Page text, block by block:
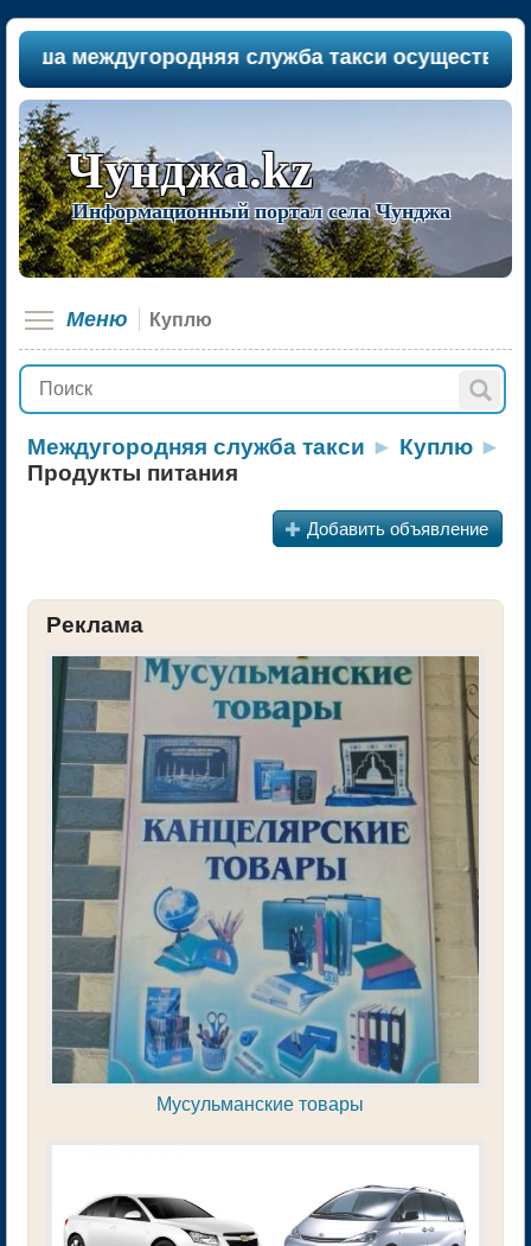
междугородняя служба такси осуществляет
Чунджа.kz
Информационный портал села Чунджа
Меню Куплю
Междугородняя служба такси ► Куплю ►
Продукты питания
+ Добавить объявление
Реклама
Мусульманские товары